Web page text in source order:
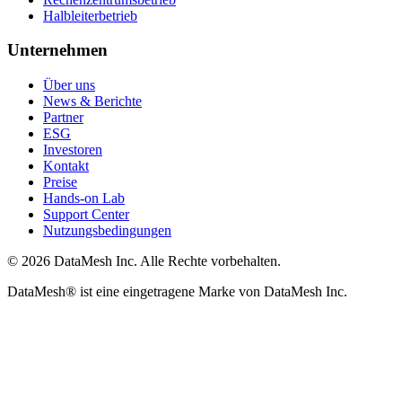
Halbleiterbetrieb
Unternehmen
Über uns
News & Berichte
Partner
ESG
Investoren
Kontakt
Preise
Hands-on Lab
Support Center
Nutzungsbedingungen
© 2026 DataMesh Inc. Alle Rechte vorbehalten.
DataMesh® ist eine eingetragene Marke von DataMesh Inc.